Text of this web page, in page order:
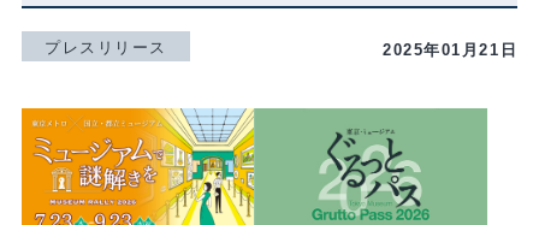
プレスリリース 2025年01月21日